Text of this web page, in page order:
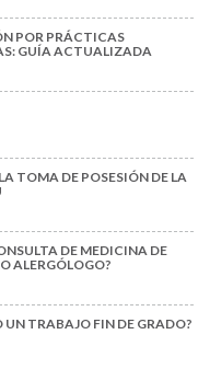
POR PRÁCTICAS
GUÍA ACTUALIZADA
TOMA DE POSESIÓN DE LA
DE MEDICINA DE
ALERGÓLOGO?
UN TRABAJO FIN DE GRADO?